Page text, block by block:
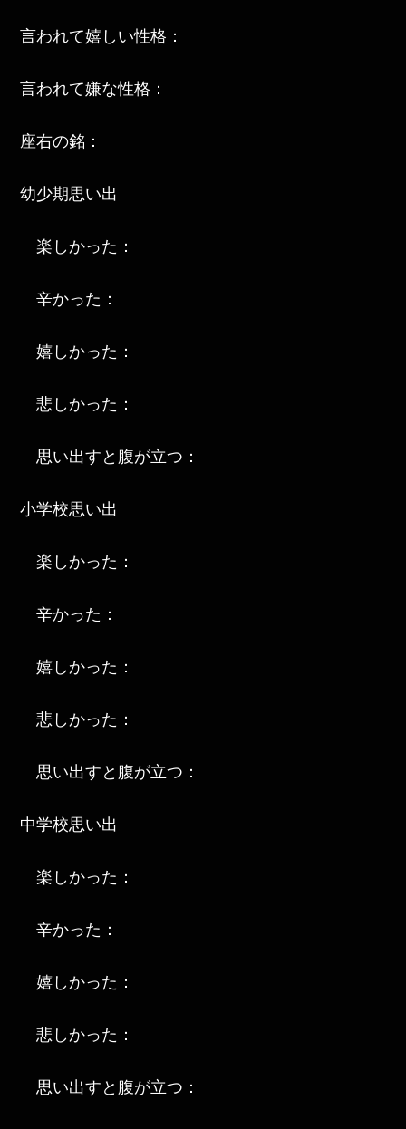
言われて嬉しい性格：
言われて嫌な性格：
座右の銘：
幼少期思い出
楽しかった：
辛かった：
嬉しかった：
悲しかった：
思い出すと腹が立つ：
小学校思い出
楽しかった：
辛かった：
嬉しかった：
悲しかった：
思い出すと腹が立つ：
中学校思い出
楽しかった：
辛かった：
嬉しかった：
悲しかった：
思い出すと腹が立つ：